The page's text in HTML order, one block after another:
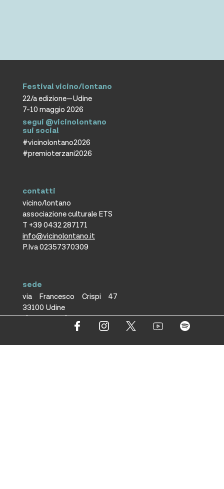
Festival vicino/lontano
22/a edizione—Udine
7-10 maggio 2026
segui @vicinolontano
sui social
#vicinolontano2026
#premioterzani2026
contatti
vicino/lontano
associazione culturale ETS
T +39 0432 287171
info@vicinolontano.it
P.Iva 02357370309
sede
via Francesco Crispi 47
33100 Udine
L’ufficio dell’associazione è
aperto dal lunedì al venerdì